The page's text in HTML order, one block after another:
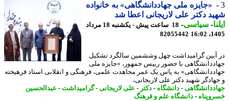
«جایزه ملی جهاددانشگاهی» به خانواده
دکتر علی لاریجانی اعطا شد
-سیاسی-
18 ساعت پیش - یکشنبه 18 مرداد
82055442
گرامیداشت چهل وششمین سالگرد تشکیل
با حضور رییس جمهور، «جایزه ملی
به پاس یک عمر مجاهدت علمی، فرهنگی و انقلابی استاد فرهیخته
شهید دکتر علی لاریجانی،
-دانشگاه-دکتر -علی لاریجانی-گرامیداشت -عبدالحسین
-دانشگاه علم و فرهنگ